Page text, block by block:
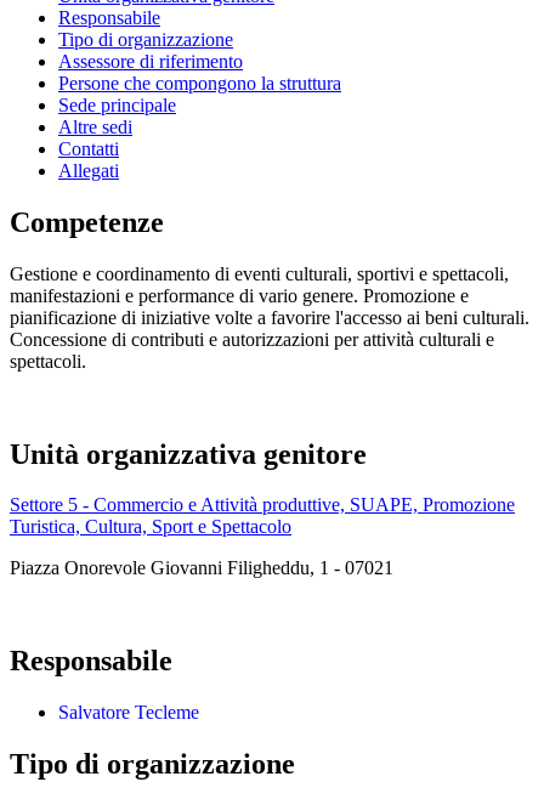
Responsabile
Tipo di organizzazione
Assessore di riferimento
Persone che compongono la struttura
Sede principale
Altre sedi
Contatti
Allegati
Competenze
Gestione e coordinamento di eventi culturali, sportivi e spettacoli,
manifestazioni e performance di vario genere. Promozione e
pianificazione di iniziative volte a favorire l'accesso ai beni culturali.
Concessione di contributi e autorizzazioni per attività culturali e
spettacoli.
Unità organizzativa genitore
Settore 5 - Commercio e Attività produttive, SUAPE, Promozione
Turistica, Cultura, Sport e Spettacolo
Piazza Onorevole Giovanni Filigheddu, 1 - 07021
Responsabile
Salvatore Tecleme
Tipo di organizzazione